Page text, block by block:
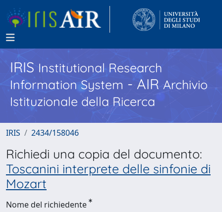
IRISInstitutional Research
Information System - AIR Archivio
Istituzionale della Ricerca
IRIS 2434/158046
Richiedi una copia del documento:
Toscanini interprete delle sinfonie di
Mozart
Nome del richiedente